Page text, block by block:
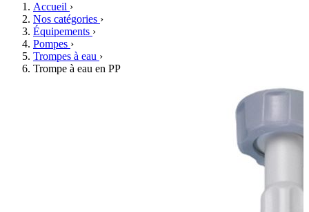
Accueil ›
Nos catégories ›
Équipements ›
Pompes ›
Trompes à eau ›
Trompe à eau en PP